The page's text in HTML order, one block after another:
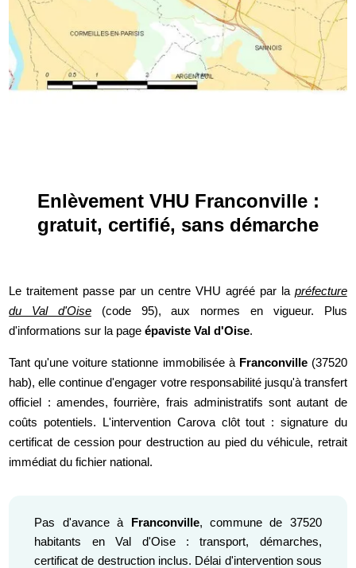
Enlèvement VHU Franconville :
gratuit, certifié, sans démarche
Le traitement passe par un centre VHU agréé par la préfecture
du Val d'Oise(code 95), aux normes en vigueur. Plus
d'informations sur la pageépaviste Val d'Oise.
Tant qu'une voiture stationne immobilisée à Franconville(37520
hab), elle continue d'engager votre responsabilité jusqu'à transfert
officiel : amendes, fourrière, frais administratifs sont autant de
coûts potentiels. L'intervention Carova clôt tout : signature du
certificat de cession pour destruction au pied du véhicule, retrait
immédiat du fichier national.
Pas d'avance à Franconville, commune de 37520
habitants en Val d'Oise : transport, démarches,
certificat de destruction inclus. Délai d'intervention sous